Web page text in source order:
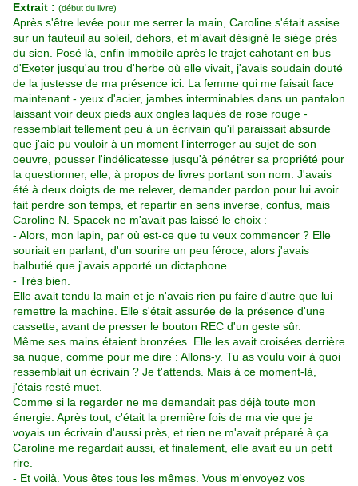
Extrait : (début du livre)
Après s'être levée pour me serrer la main, Caroline s'était assise
sur un fauteuil au soleil, dehors, et m'avait désigné le siège près
du sien. Posé là, enfin immobile après le trajet cahotant en bus
d'Exeter jusqu'au trou d'herbe où elle vivait, j'avais soudain douté
de la justesse de ma présence ici. La femme qui me faisait face
maintenant - yeux d'acier, jambes interminables dans un pantalon
laissant voir deux pieds aux ongles laqués de rose rouge -
ressemblait tellement peu à un écrivain qu'il paraissait absurde
que j'aie pu vouloir à un moment l'interroger au sujet de son
oeuvre, pousser l'indélicatesse jusqu'à pénétrer sa propriété pour
la questionner, elle, à propos de livres portant son nom. J'avais
été à deux doigts de me relever, demander pardon pour lui avoir
fait perdre son temps, et repartir en sens inverse, confus, mais
Caroline N. Spacek ne m'avait pas laissé le choix :
- Alors, mon lapin, par où est-ce que tu veux commencer ? Elle
souriait en parlant, d'un sourire un peu féroce, alors j'avais
balbutié que j'avais apporté un dictaphone.
- Très bien.
Elle avait tendu la main et je n'avais rien pu faire d'autre que lui
remettre la machine. Elle s'était assurée de la présence d'une
cassette, avant de presser le bouton REC d'un geste sûr.
Même ses mains étaient bronzées. Elle les avait croisées derrière
sa nuque, comme pour me dire : Allons-y. Tu as voulu voir à quoi
ressemblait un écrivain ? Je t'attends. Mais à ce moment-là,
j'étais resté muet.
Comme si la regarder ne me demandait pas déjà toute mon
énergie. Après tout, c'était la première fois de ma vie que je
voyais un écrivain d'aussi près, et rien ne m'avait préparé à ça.
Caroline me regardait aussi, et finalement, elle avait eu un petit
rire.
- Et voilà. Vous êtes tous les mêmes. Vous m'envoyez vos